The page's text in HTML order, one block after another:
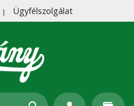
Ügyfélszolgálat